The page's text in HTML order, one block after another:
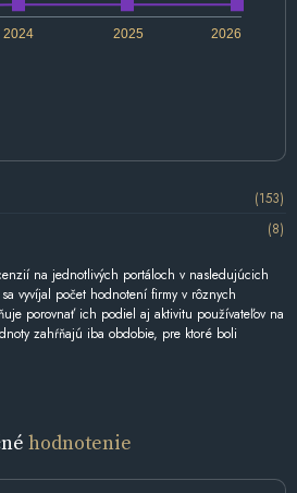
2024 2026
2025
(153)
(8)
na jednotlivých portáloch v nasledujúcich
vyvíjal počet hodnotení firmy v rôznych
porovnať ich podiel aj aktivitu používateľov na
zahŕňajú iba obdobie, pre ktoré boli
hodnotenie